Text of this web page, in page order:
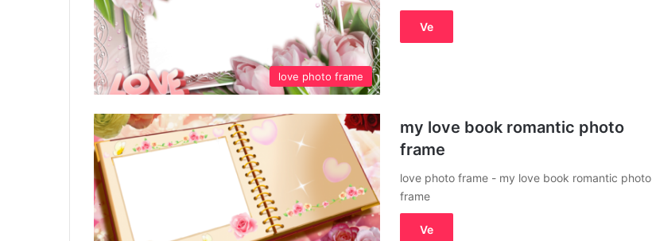
love photo frame
Ve
my love book romantic photo
frame
love photo frame - my love book romantic photo
frame
Ve